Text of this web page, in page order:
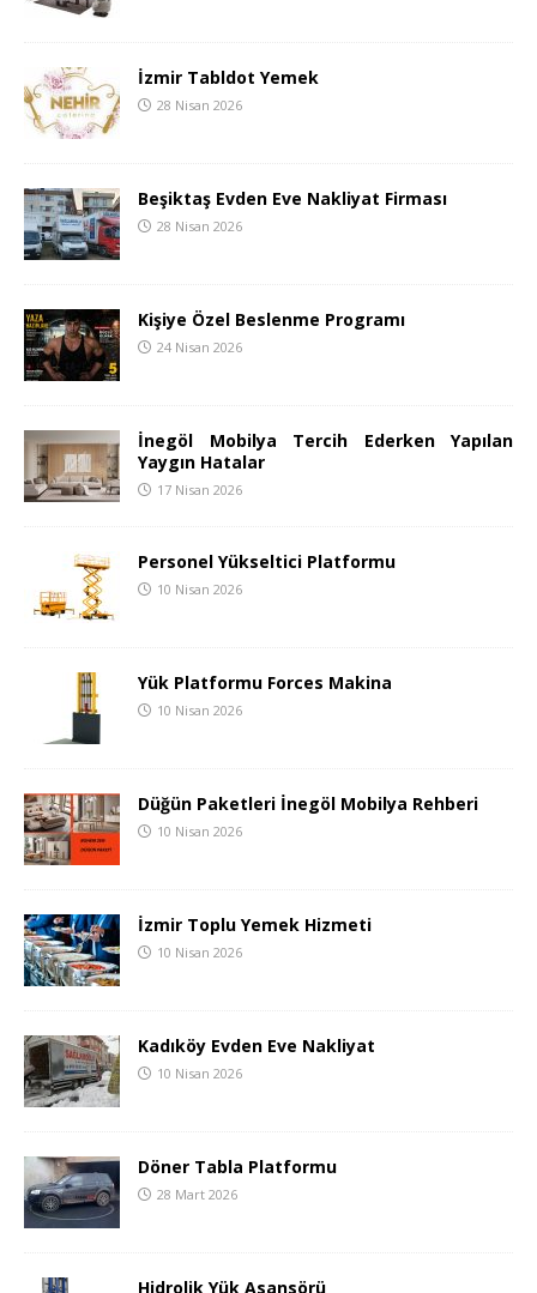
İzmir Tabldot Yemek
28 Nisan 2026
Beşiktaş Evden Eve Nakliyat Firması
28 Nisan 2026
Kişiye Özel Beslenme Programı
24 Nisan 2026
İnegöl Mobilya Tercih Ederken Yapılan
Yaygın Hatalar
17 Nisan 2026
Personel Yükseltici Platformu
10 Nisan 2026
Yük Platformu Forces Makina
10 Nisan 2026
Düğün Paketleri İnegöl Mobilya Rehberi
10 Nisan 2026
İzmir Toplu Yemek Hizmeti
10 Nisan 2026
Kadıköy Evden Eve Nakliyat
10 Nisan 2026
Döner Tabla Platformu
28 Mart 2026
Hidrolik Yük Asansörü